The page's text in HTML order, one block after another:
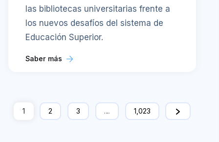
las bibliotecas universitarias frente a
los nuevos desafíos del sistema de
Educación Superior.
Saber más
1 2 3 … 1,023